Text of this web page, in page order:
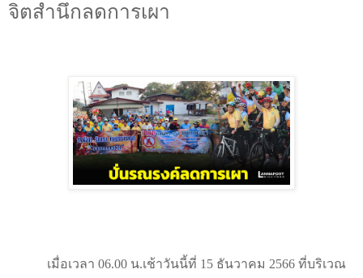
จิตสำนึกลดการเผา
เมื่อเวลา 06.00 น.เช้าวันนี้ที่ 15 ธันวาคม 2566 ที่บริเวณ